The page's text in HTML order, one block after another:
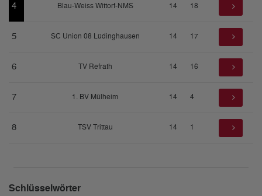
4 Blau-Weiss Wittorf-NMS 14 18
5 SC Union 08 Lüdinghausen 14 17
6 TV Refrath 14 16
7 1. BV Mülheim 14 4
8 TSV Trittau 14 1
Schlüsselwörter